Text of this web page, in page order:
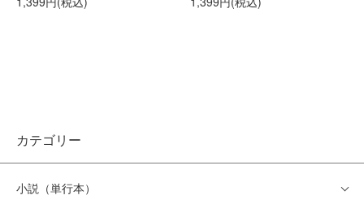
カテゴリー
小説（単行本）